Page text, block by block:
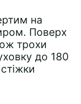
на
Поверх
трохи
до 180